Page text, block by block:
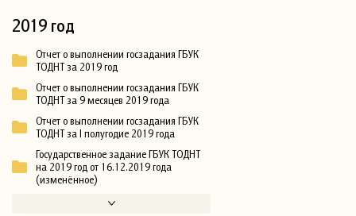
2019 год
Отчет о выполнении госзадания ГБУК
ТОДНТ за 2019 год
Отчет о выполнении госзадания ГБУК
ТОДНТ за 9 месяцев 2019 года
Отчет о выполнении госзадания ГБУК
ТОДНТ за I полугодие 2019 года
Государственное задание ГБУК ТОДНТ
на 2019 год от 16.12.2019 года
(изменённое)